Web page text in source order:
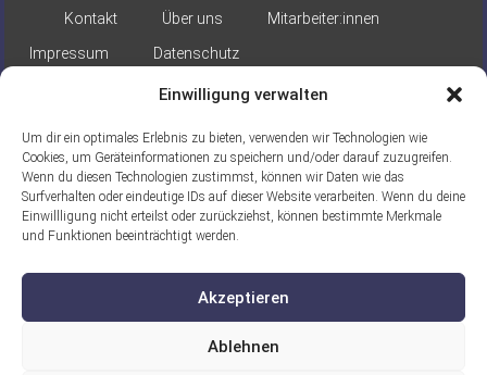
Einwilligung verwalten
Um dir ein optimales Erlebnis zu bieten, verwenden wir Technologien wie
Cookies, um Geräteinformationen zu speichern und/oder darauf zuzugreifen.
Wenn du diesen Technologien zustimmst, können wir Daten wie das
Surfverhalten oder eindeutige IDs auf dieser Website verarbeiten. Wenn du deine
Einwillligung nicht erteilst oder zurückziehst, können bestimmte Merkmale
und Funktionen beeinträchtigt werden.
Akzeptieren
Ablehnen
Kontakt Über uns
Mitarbeiter:innen
Impressum
Datenschutz
Gefördert durch: